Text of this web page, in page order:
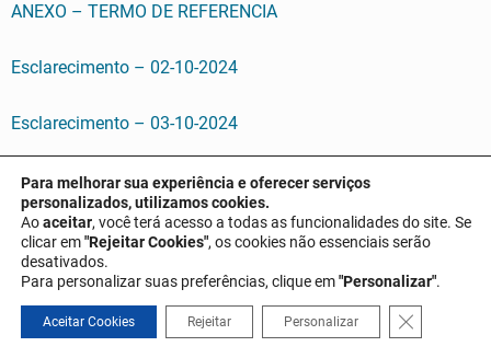
ANEXO – TERMO DE REFERENCIA
Esclarecimento – 02-10-2024
Esclarecimento – 03-10-2024
Esclarecimento – 07-10-2024
Esclarecimento – 08-10-2024
ATA COM LEILOEIROS CREDENCIADOS
Para melhorar sua experiência e oferecer serviços
personalizados, utilizamos cookies.
Aoaceitar, você terá acesso a todas as funcionalidades do site. Se
clicar em"Rejeitar Cookies", os cookies não essenciais serão
desativados.
Para personalizar suas preferências, clique em"Personalizar".
Aceitar Cookies Rejeitar Personalizar Close